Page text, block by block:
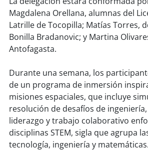
Magdalena Orellana, alumnas del
Latrille de Tocopilla; Matías Torres,
Bonilla Bradanovic; y Martina
Antofagasta.
Durante una semana, los
de un programa de inmersión
misiones espaciales, que incluye
resolución de desafíos de
liderazgo y trabajo colaborativo
disciplinas STEM, sigla que agrupa
tecnología, ingeniería y matemáticas.